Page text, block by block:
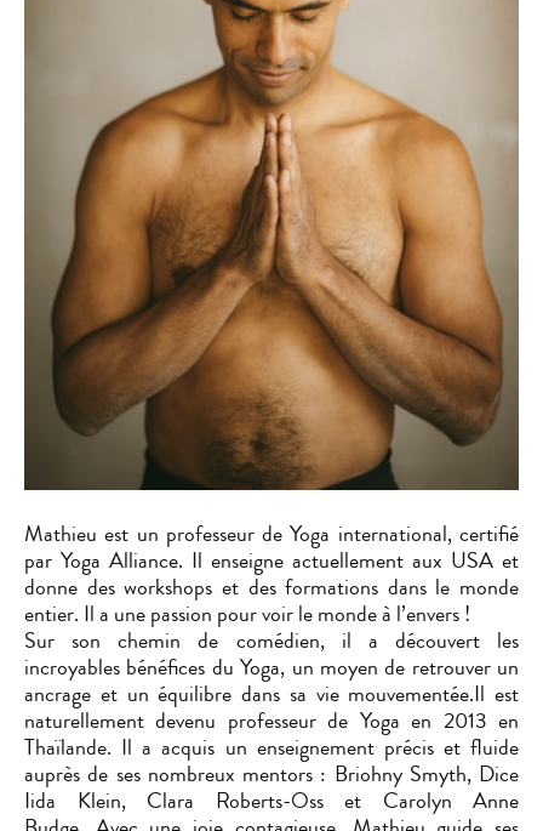
Mathieu est un professeur de Yoga international, certifié
par Yoga Alliance. Il enseigne actuellement aux USA et
donne des workshops et des formations dans le monde
entier. Il a une passion pour voir le monde à l’envers !
Sur son chemin de comédien, il a découvert les
incroyables bénéfices du Yoga, un moyen de retrouver un
ancrage et un équilibre dans sa vie mouvementée.Il est
naturellement devenu professeur de Yoga en 2013 en
Thaïlande. Il a acquis un enseignement précis et fluide
auprès de ses nombreux mentors : Briohny Smyth, Dice
Iida Klein, Clara Roberts-Oss et Carolyn Anne